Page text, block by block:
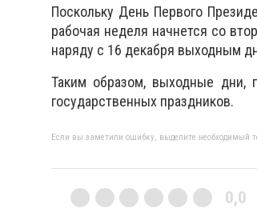
Поскольку День Первого
рабочая неделя начнется со
наряду с 16 декабря выходным
Таким образом, выходные дни,
государственных праздников.
Если вы заметили ошибку, выделите необходимый
0,0